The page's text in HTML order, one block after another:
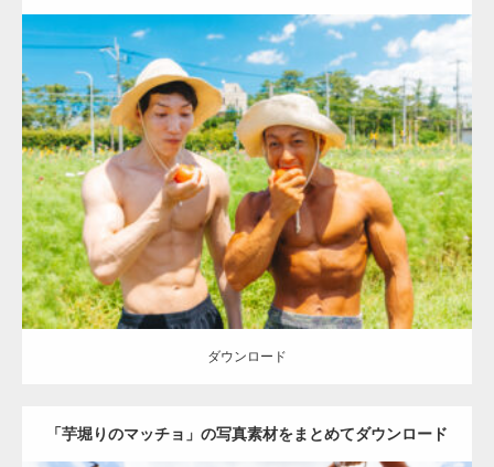
Update:2023.02.11
Category:トマト農家のマッチョ オレンジの人 ONIKKY(デカいよ)
AKIHITO(細マッチョ) 腹筋 唐津 (佐賀)
ダウンロード
ダウンロード
「芋堀りのマッチョ」の写真素材をまとめてダウンロード